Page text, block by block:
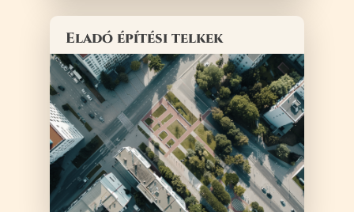
Eladó építési telkek